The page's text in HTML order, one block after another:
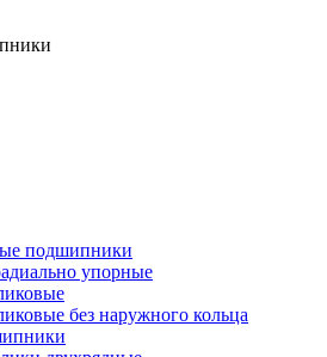
подшипники
упорные
без наружного кольца